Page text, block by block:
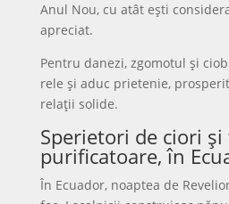
Anul Nou, cu atât ești
apreciat.
Pentru danezi, zgomotul și
rele și aduc prietenie,
relații solide.
Sperietori de ciori și
purificatoare, în
În Ecuador, noaptea de